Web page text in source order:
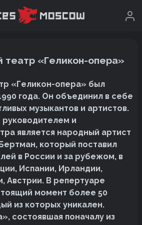
театр «Геликон-опера»
«Геликон-опера» был
года. Он объединил в себе
музыкантов и артистов.
и
является народный артист
который поставил
в России и за рубежом, в
Испании, Ирландии,
Австрии. В репертуаре
момент более 50
из которых уникален.
состоявшая поначалу из